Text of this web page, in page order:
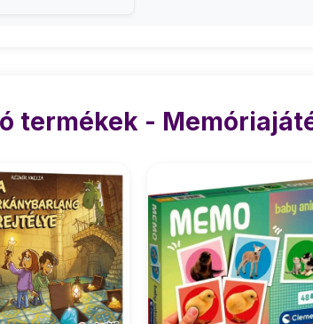
termékek -